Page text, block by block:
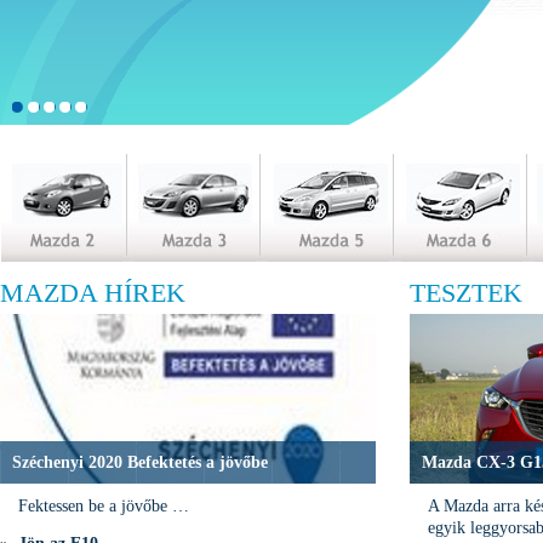
MAZDA HÍREK
Széchenyi 2020 Befektetés a jövőbe
Fektessen be a jövőbe …
TESZTEK
Mazda CX-3
A Mazda arra
egyik